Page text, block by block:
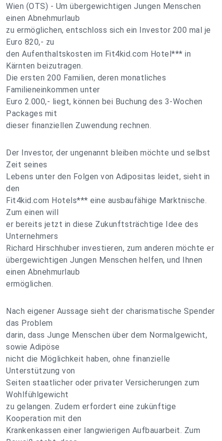
Wien (OTS) - Um übergewichtigen Jungen Menschen
einen Abnehmurlaub
zu ermöglichen, entschloss sich ein Investor 200 mal je
Euro 820,- zu
den Aufenthaltskosten im Fit4kid.com Hotel*** in
Kärnten beizutragen.
Die ersten 200 Familien, deren monatliches
Familieneinkommen unter
Euro 2.000,- liegt, können bei Buchung des 3-Wochen
Packages mit
dieser finanziellen Zuwendung rechnen.
Der Investor, der ungenannt bleiben möchte und selbst
Zeit seines
Lebens unter den Folgen von Adipositas leidet, sieht in
den
Fit4kid.com Hotels*** eine ausbaufähige Marktnische.
Zum einen will
er bereits jetzt in diese Zukunftsträchtige Idee des
Unternehmers
Richard Hirschhuber investieren, zum anderen möchte er
übergewichtigen Jungen Menschen helfen, und Ihnen
einen Abnehmurlaub
ermöglichen.
Nach eigener Aussage sieht der charismatische Spender
das Problem
darin, dass Junge Menschen über dem Normalgewicht,
sowie Adipöse
nicht die Möglichkeit haben, ohne finanzielle
Unterstützung von
Seiten staatlicher oder privater Versicherungen zum
Wohlfühlgewicht
zu gelangen. Zudem erfordert eine zukünftige
Kooperation mit den
Krankenkassen einer langwierigen Aufbauarbeit. Zum